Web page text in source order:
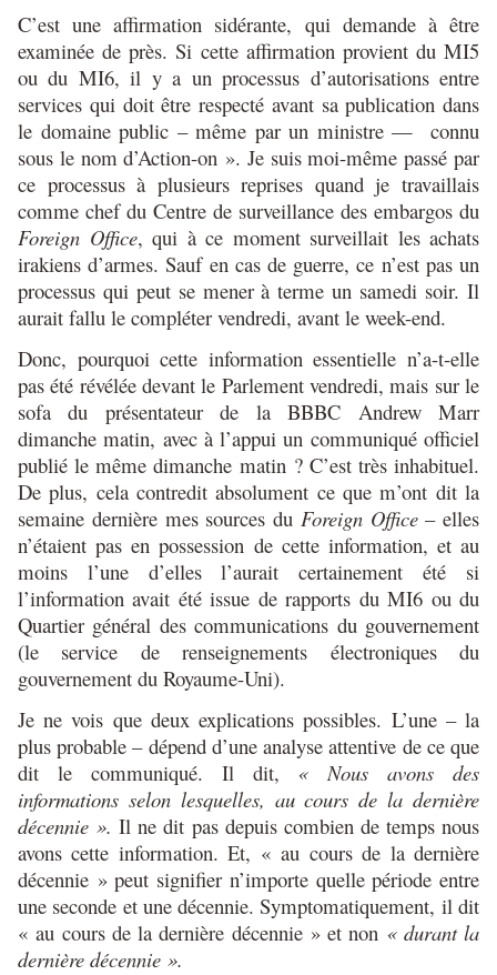
C’est une affirmation sidérante, qui demande à être
examinée de près. Si cette affirmation provient du MI5
ou du MI6, il y a un processus d’autorisations entre
services qui doit être respecté avant sa publication dans
le domaine public – même par un ministre — connu
sous le nom d’Action-on ». Je suis moi-même passé par
ce processus à plusieurs reprises quand je travaillais
comme chef du Centre de surveillance des embargos du
Foreign Office, qui à ce moment surveillait les achats
irakiens d’armes. Sauf en cas de guerre, ce n’est pas un
processus qui peut se mener à terme un samedi soir. Il
aurait fallu le compléter vendredi, avant le week-end.
Donc, pourquoi cette information essentielle n’a-t-elle
pas été révélée devant le Parlement vendredi, mais sur le
sofa du présentateur de la BBBC Andrew Marr
dimanche matin, avec à l’appui un communiqué officiel
publié le même dimanche matin ? C’est très inhabituel.
De plus, cela contredit absolument ce que m’ont dit la
semaine dernière mes sources du Foreign Office– elles
n’étaient pas en possession de cette information, et au
moins l’une d’elles l’aurait certainement été si
l’information avait été issue de rapports du MI6 ou du
Quartier général des communications du gouvernement
(le service de renseignements électroniques du
gouvernement du Royaume-Uni).
Je ne vois que deux explications possibles. L’une – la
plus probable – dépend d’une analyse attentive de ce que
dit le communiqué. Il dit, « Nous avons des
informations selon lesquelles, au cours de la dernière
décennie ». Il ne dit pas depuis combien de temps nous
avons cette information. Et, « au cours de la dernière
décennie » peut signifier n’importe quelle période entre
une seconde et une décennie. Symptomatiquement, il dit
« au cours de la dernière décennie » et non « durant la
dernière décennie ».